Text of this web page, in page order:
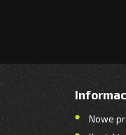
Nowe